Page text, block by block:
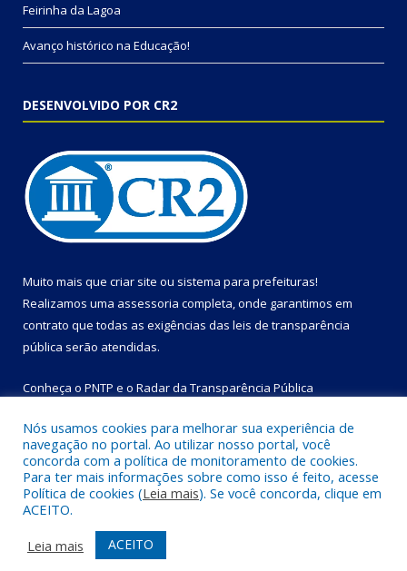
Feirinha da Lagoa
Avanço histórico na Educação!
DESENVOLVIDO POR CR2
Muito mais que criar site ou sistema para prefeituras!
Realizamos uma assessoria completa, onde garantimos em
contrato que todas as exigências das leis de transparência
pública serão atendidas.
Conheça o PNTP e o Radar da Transparência Pública
Todos os direitos reservados a Prefeitura Municipal de Bom
Jesus do Tocantins.
Mapa do Site
Acessar Área Administrativa
Acessar Webmail
Nós usamos cookies para melhorar sua experiência de
navegação no portal. Ao utilizar nosso portal, você
concorda com a política de monitoramento de cookies.
Para ter mais informações sobre como isso é feito, acesse
Política de cookies (Leia mais). Se você concorda, clique em
ACEITO.
Leia mais
ACEITO